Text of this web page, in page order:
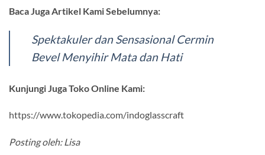
Baca Juga Artikel Kami Sebelumnya:
Spektakuler dan Sensasional Cermin
Bevel Menyihir Mata dan Hati
Kunjungi Juga Toko Online Kami:
https://www.tokopedia.com/indoglasscraft
Posting oleh: Lisa